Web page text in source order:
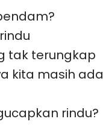
tak terungkap
kita masih ada
rindu?